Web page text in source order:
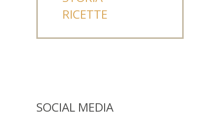
RICETTE
SOCIAL MEDIA